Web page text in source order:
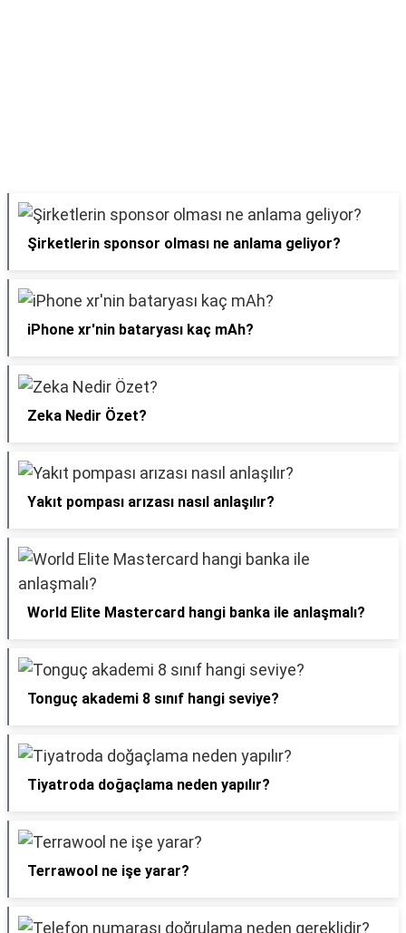
Şirketlerin sponsor olması ne anlama geliyor?
iPhone xr'nin bataryası kaç mAh?
Zeka Nedir Özet?
Yakıt pompası arızası nasıl anlaşılır?
World Elite Mastercard hangi banka ile anlaşmalı?
Tonguç akademi 8 sınıf hangi seviye?
Tiyatroda doğaçlama neden yapılır?
Terrawool ne işe yarar?